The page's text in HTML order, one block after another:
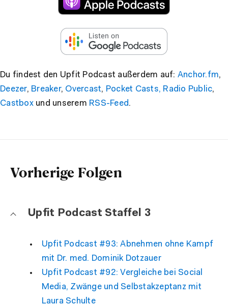
Du findest den Upfit Podcast außerdem auf: Anchor.fm,
Deezer, Breaker, Overcast, Pocket Casts, Radio Public,
Castboxund unserem RSS-Feed.
Vorherige Folgen
Upfit Podcast Staffel 3
Upfit Podcast #93: Abnehmen ohne Kampf
mit Dr. med. Dominik Dotzauer
Upfit Podcast #92: Vergleiche bei Social
Media, Zwänge und Selbstakzeptanz mit
Laura Schulte